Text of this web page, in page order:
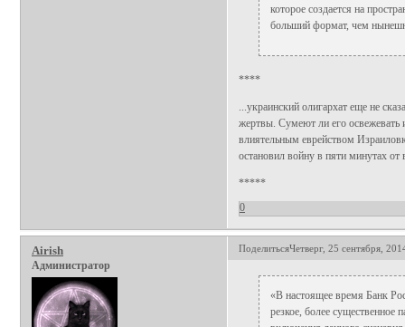
которое создается на
больший формат, чем
****
...украинский олигархат еще не
жертвы. Сумеют ли его освежевать
влиятельным еврейством
остановил войну в пяти минутах
*****
0
ПоделитьсяЧетверг, 25 сентября,
Airish
Администратор
«В настоящее время Банк
резкое, более существенное